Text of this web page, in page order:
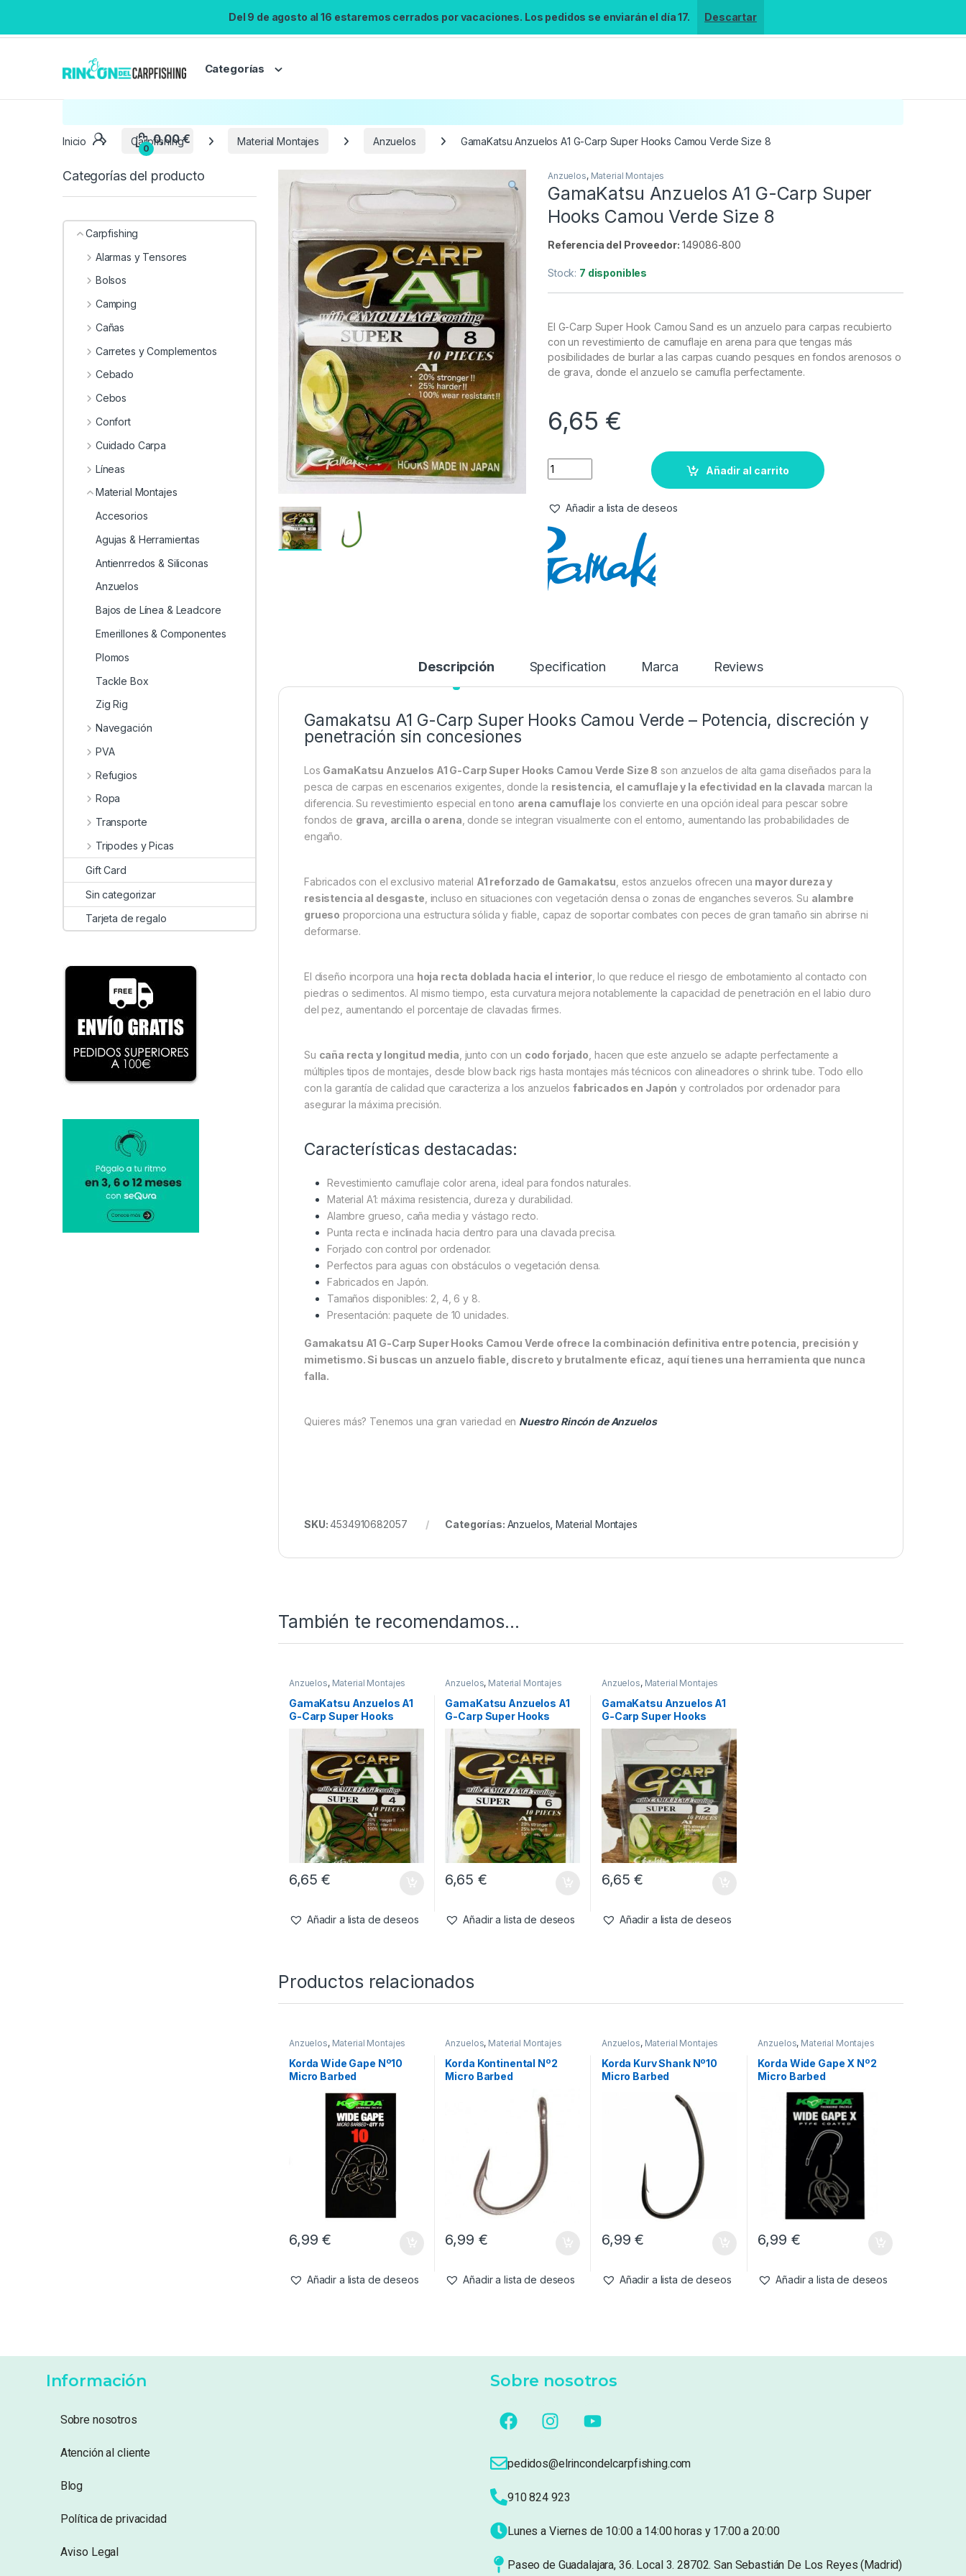
Del 9 de agosto al 16 estaremos cerrados por vacaciones. Los pedidos se enviarán el día 17. Descartar
Categorías
Búsqueda no disponible
No se pudo cargar el widget de búsqueda.
Reintentar
Inicio Carpfishing Material Montajes Anzuelos GamaKatsu Anzuelos A1 G-Carp Super Hooks Camou Verde Size 8
Anzuelos, Material Montajes
GamaKatsu Anzuelos A1 G-Carp Super
Hooks Camou Verde Size 8
Referencia del Proveedor: 149086-800
Stock: 7 disponibles
El G-Carp Super Hook Camou Sand es un anzuelo para carpas recubierto
con un revestimiento de camuflaje en arena para que tengas más
posibilidades de burlar a las carpas cuando pesques en fondos arenosos o
de grava, donde el anzuelo se camufla perfectamente.
6,65 €
Añadir al carrito
Añadir a lista de deseos
Descripción Specification Marca Reviews
Gamakatsu A1 G-Carp Super Hooks Camou Verde – Potencia, discreción y
penetración sin concesiones
Los GamaKatsu Anzuelos A1 G-Carp Super Hooks Camou Verde Size 8 son anzuelos de alta gama diseñados para la
pesca de carpas en escenarios exigentes, donde la resistencia, el camuflaje y la efectividad en la clavada marcan la
diferencia. Su revestimiento especial en tono arena camuflaje los convierte en una opción ideal para pescar sobre
fondos de grava, arcilla o arena , donde se integran visualmente con el entorno, aumentando las probabilidades de
engaño.
Fabricados con el exclusivo material A1 reforzado de Gamakatsu , estos anzuelos ofrecen una mayor dureza y
resistencia al desgaste , incluso en situaciones con vegetación densa o zonas de enganches severos. Su alambre
grueso proporciona una estructura sólida y fiable, capaz de soportar combates con peces de gran tamaño sin abrirse ni
deformarse.
El diseño incorpora una hoja recta doblada hacia el interior, lo que reduce el riesgo de embotamiento al contacto con
piedras o sedimentos. Al mismo tiempo, esta curvatura mejora notablemente la capacidad de penetración en el labio duro
del pez, aumentando el porcentaje de clavadas firmes.
Su caña recta y longitud media , junto con un codo forjado , hacen que este anzuelo se adapte perfectamente a
múltiples tipos de montajes, desde blow back rigs hasta montajes más técnicos con alineadores o shrink tube. Todo ello
con la garantía de calidad que caracteriza a los anzuelos fabricados en Japón y controlados por ordenador para
asegurar la máxima precisión.
Características destacadas:
Revestimiento camuflaje color arena, ideal para fondos naturales.
Material A1: máxima resistencia, dureza y durabilidad.
Alambre grueso, caña media y vástago recto.
Punta recta e inclinada hacia dentro para una clavada precisa.
Forjado con control por ordenador.
Perfectos para aguas con obstáculos o vegetación densa.
Fabricados en Japón.
Tamaños disponibles: 2, 4, 6 y 8.
Presentación: paquete de 10 unidades.
Gamakatsu A1 G-Carp Super Hooks Camou Verde ofrece la combinación definitiva entre potencia, precisión y
mimetismo. Si buscas un anzuelo fiable, discreto y brutalmente eficaz, aquí tienes una herramienta que nunca
falla.
Quieres más? Tenemos una gran variedad en Nuestro Rincón de Anzuelos
SKU:4534910682057 Categorías: Anzuelos ,Material Montajes
También te recomendamos…
Anzuelos, Material Montajes
GamaKatsu Anzuelos A1
G-Carp Super Hooks
Camou Verde Size 4
6,65€
Añadir a lista de deseos
Anzuelos, Material Montajes
GamaKatsu Anzuelos A1
G-Carp Super Hooks
Camou Verde Size 6
6,65 €
Añadir a lista de deseos
Anzuelos, Material Montajes
GamaKatsu Anzuelos A1
G-Carp Super Hooks
Camou Verde Size 2
6,65€
Añadir a lista de deseos
Productos relacionados
Anzuelos, Material Montajes
Korda Wide Gape Nº10
Micro Barbed
6,99€
Añadir a lista de deseos
Anzuelos, Material Montajes
Korda Kontinental Nº2
Micro Barbed
6,99 €
Añadir a lista de deseos
Anzuelos, Material Montajes
Korda Kurv Shank Nº10
Micro Barbed
6,99€
Añadir a lista de deseos
Anzuelos, Material Montajes
Korda Wide Gape X Nº2
Micro Barbed
6,99 €
Añadir a lista de deseos
Categorías del producto
Carpfishing
Alarmas y Tensores
Bolsos
Camping
Cañas
Carretes y Complementos
Cebado
Cebos
Confort
Cuidado Carpa
Líneas
Material Montajes
Accesorios
Agujas & Herramientas
Antienrredos & Siliconas
Anzuelos
Bajos de Línea & Leadcore
Emerillones & Componentes
Plomos
Tackle Box
Zig Rig
Navegación
PVA
Refugios
Ropa
Transporte
Tripodes y Picas
Gift Card
Sin categorizar
Tarjeta de regalo
Información
Sobre nosotros
Atención al cliente
Blog
Política de privacidad
Aviso Legal
Sobre nosotros
pedidos@elrincondelcarpfishing.com
910 824 923
Lunes a Viernes de 10:00 a 14:00 horas y 17:00 a 20:00
Paseo de Guadalajara, 36. Local 3. 28702. San Sebastián De Los Reyes (Madrid)